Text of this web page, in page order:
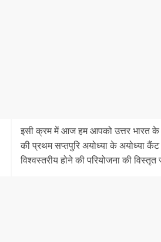
इसी क्रम में आज हम आपको उत्तर भारत के
की प्रथम सप्तपुरि अयोध्या के अयोध्या
विश्वस्तरीय होने की परियोजना की